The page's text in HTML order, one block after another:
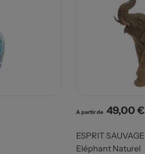
A partir de Prix
49,00 €
ESPRIT SAUVAGE
Eléphant Naturel